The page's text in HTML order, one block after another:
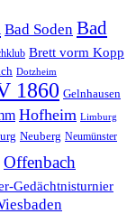
Bad Soden Bad
Brett vorm Kopp
Dotzheim
1860 Gelnhausen
Hofheim Limburg
Neuberg Neumünster
Offenbach
Gedächtnisturnier